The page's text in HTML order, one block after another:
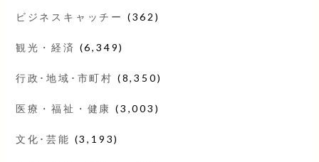
ビジネスキャッチー (362)
観光・経済 (6,349)
行政･地域･市町村 (8,350)
医療・福祉・健康 (3,003)
文化･芸能 (3,193)